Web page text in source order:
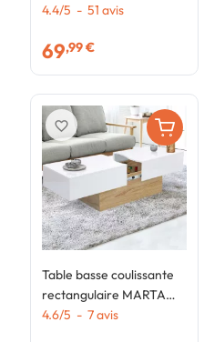
bois blanc
4.4/5 - 51 avis
69,99 €
Table basse coulissante
rectangulaire MARTA
bois imitation hêtre et
4.6/5 - 7avis
favorite_border